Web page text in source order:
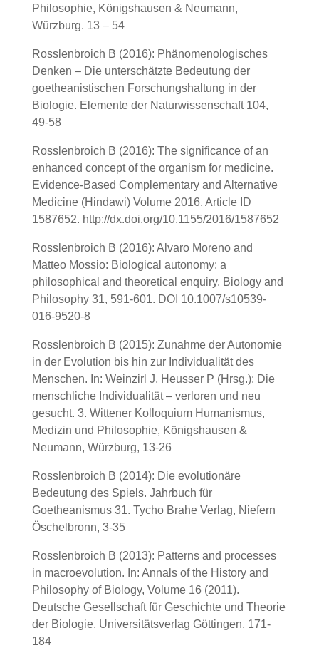
Philosophie, Königshausen & Neumann,
Würzburg. 13 – 54
Rosslenbroich B (2016): Phänomenologisches
Denken – Die unterschätzte Bedeutung der
goetheanistischen Forschungshaltung in der
Biologie. Elemente der Naturwissenschaft 104,
49-58
Rosslenbroich B (2016): The significance of an
enhanced concept of the organism for medicine.
Evidence-Based Complementary and Alternative
Medicine (Hindawi) Volume 2016, Article ID
1587652. http://dx.doi.org/10.1155/2016/1587652
Rosslenbroich B (2016): Alvaro Moreno and
Matteo Mossio: Biological autonomy: a
philosophical and theoretical enquiry. Biology and
Philosophy 31, 591-601. DOI 10.1007/s10539-
016-9520-8
Rosslenbroich B (2015): Zunahme der Autonomie
in der Evolution bis hin zur Individualität des
Menschen. In: Weinzirl J, Heusser P (Hrsg.): Die
menschliche Individualität – verloren und neu
gesucht. 3. Wittener Kolloquium Humanismus,
Medizin und Philosophie, Königshausen &
Neumann, Würzburg, 13-26
Rosslenbroich B (2014): Die evolutionäre
Bedeutung des Spiels. Jahrbuch für
Goetheanismus 31. Tycho Brahe Verlag, Niefern
Öschelbronn, 3-35
Rosslenbroich B (2013): Patterns and processes
in macroevolution. In: Annals of the History and
Philosophy of Biology, Volume 16 (2011).
Deutsche Gesellschaft für Geschichte und Theorie
der Biologie. Universitätsverlag Göttingen, 171-
184